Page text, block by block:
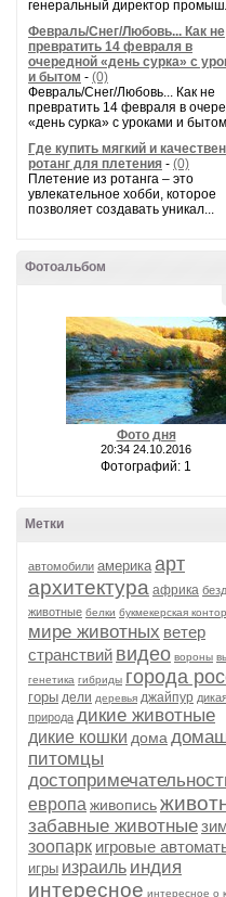
генеральный директор
Февраль/Снег/Любовь... Как не
превратить 14 февраля в
очередной «день сурка» с
и бытом - (0)
Февраль/Снег/Любовь... Как не
превратить 14 февраля в
«день сурка» с уроками и
Где купить мягкий и
ротанг для плетения - (0)
Плетение из ротанга – это
увлекательное хобби, которое
позволяет создавать уникал...
Фотоальбом
Фото дня
20:34 24.10.2016
Фотографий: 1
Метки
автомобили америка арт
архитектура африка
животные белки букмекерская
мире животных ветер
странствий видео вороны
генетика гибриды города
горы дели деревья джайпур
природа дикие животные
дикие кошки дома
питомцы
европа живопись
забавные животные
зоопарк игровые
игры израиль индия
интересное интересное о